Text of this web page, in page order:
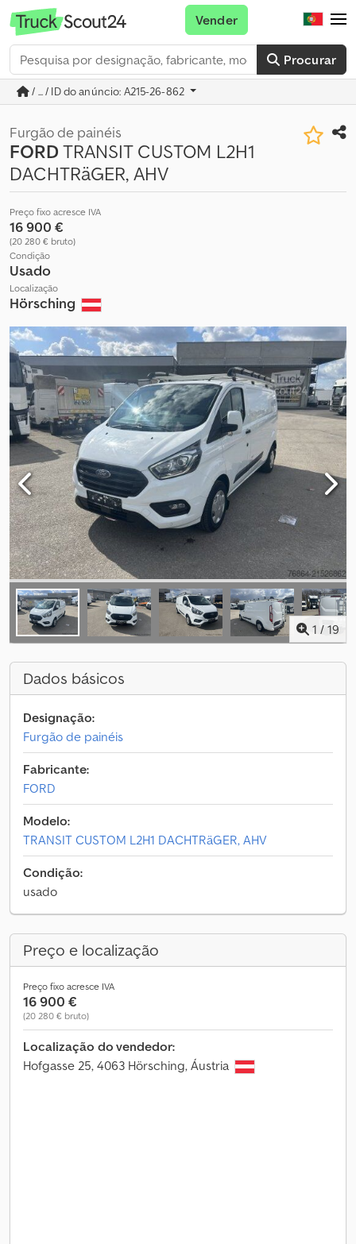
Procurar
Vender
/ ... / ID do anúncio: A215-26-862
Furgão de painéis
FORDTRANSIT CUSTOM L2H1
DACHTRäGER, AHV
Preço fixo acresce IVA
16 900 €
(20 280 € bruto)
Condição
Usado
Localização
Hörsching
1 / 19
Dados básicos
Designação:
Furgão de painéis
Fabricante:
FORD
Modelo:
TRANSIT CUSTOM L2H1 DACHTRäGER, AHV
Condição:
usado
Preço e localização
Preço fixo acresce IVA
16 900 €
(20 280 € bruto)
Localização do vendedor:
Hofgasse 25, 4063 Hörsching, Áustria